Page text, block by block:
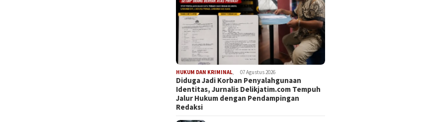
HUKUM DAN KRIMINAL, 07 Agustus 2026
Diduga Jadi Korban Penyalahgunaan
Identitas, Jurnalis Delikjatim.com Tempuh
Jalur Hukum dengan Pendampingan
Redaksi